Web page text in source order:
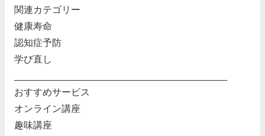
関連カテゴリー
健康寿命
認知症予防
学び直し
おすすめサービス
オンライン講座
趣味講座